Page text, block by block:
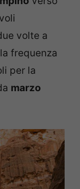
volte a
frequenza
per la
marzo